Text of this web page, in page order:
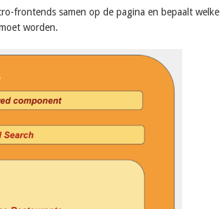
frontends samen op de pagina en bepaalt welke
worden.